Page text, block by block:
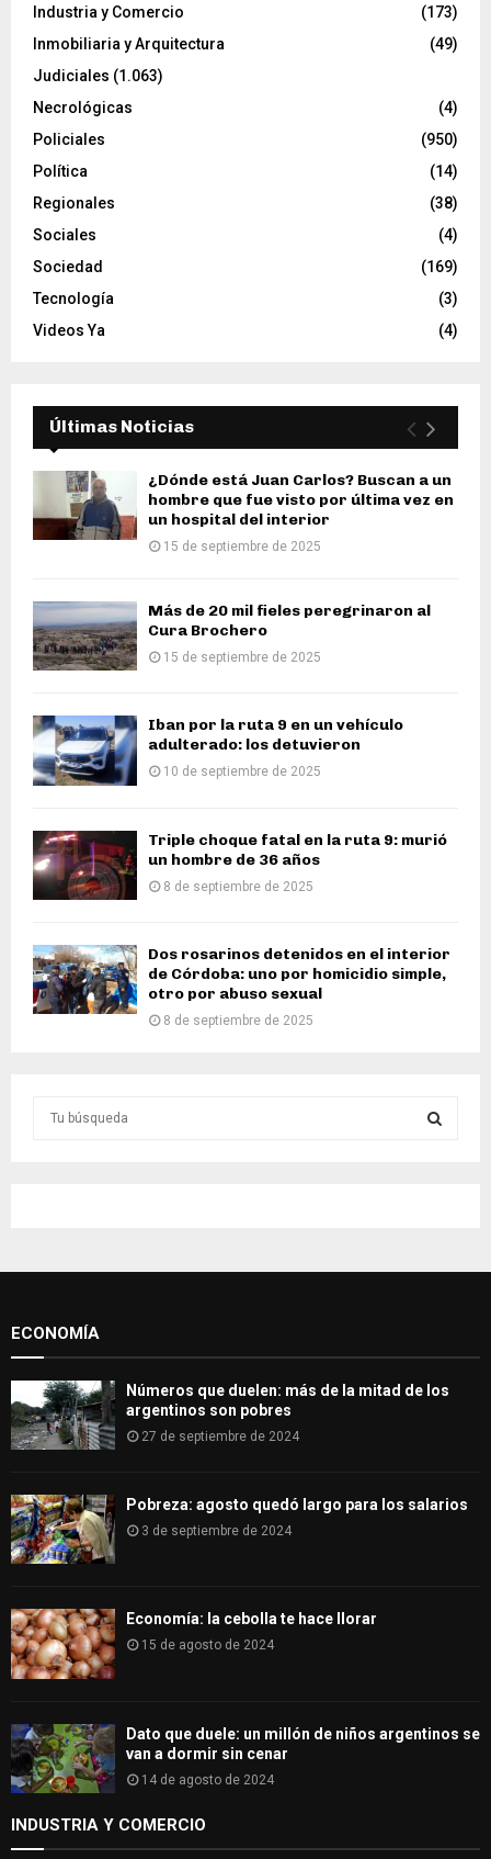
Industria y Comercio
(173)
Inmobiliaria y Arquitectura
(49)
Judiciales (1.063)
Necrológicas
(4)
Policiales
(950)
Política
(14)
Regionales
(38)
Sociales
(4)
Sociedad
(169)
Tecnología
(3)
Videos Ya
(4)
Últimas Noticias
¿Dónde está Juan Carlos? Buscan a un
hombre que fue visto por última vez en
un hospital del interior
15 de septiembre de 2025
Más de 20 mil fieles peregrinaron al
Cura Brochero
15 de septiembre de 2025
Iban por la ruta 9 en un vehículo
adulterado: los detuvieron
10 de septiembre de 2025
Triple choque fatal en la ruta 9: murió
un hombre de 36 años
8 de septiembre de 2025
Dos rosarinos detenidos en el interior
de Córdoba: uno por homicidio simple,
otro por abuso sexual
8 de septiembre de 2025
o
H
ECONOMÍA
Números que duelen: más de la mitad de los
argentinos son pobres
27 de septiembre de 2024
Pobreza: agosto quedó largo para los salarios
3 de septiembre de 2024
Economía: la cebolla te hace llorar
15 de agosto de 2024
Dato que duele: un millón de niños argentinos se
van a dormir sin cenar
14 de agosto de 2024
INDUSTRIA Y COMERCIO